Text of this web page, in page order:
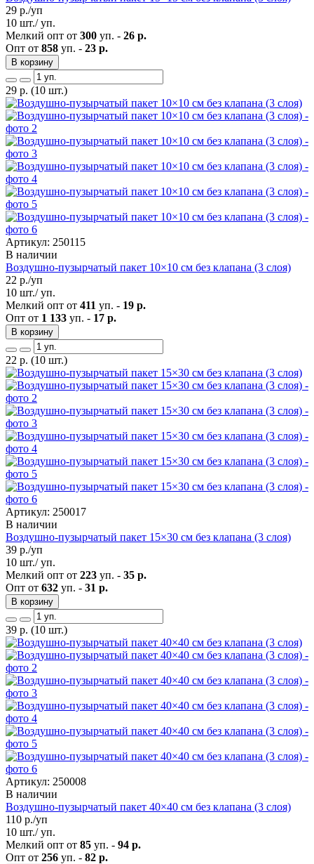
29 р./уп
10 шт./ уп.
Мелкий опт от 300 уп. - 26 р.
Опт от 858 уп. - 23 р.
В корзину
29 р. (10 шт.)
Артикул: 250115
В наличии
Воздушно-пузырчатый пакет 10×10 см без клапана (3 слоя)
22 р./уп
10 шт./ уп.
Мелкий опт от 411 уп. - 19 р.
Опт от 1 133 уп. - 17 р.
В корзину
22 р. (10 шт.)
Артикул: 250017
В наличии
Воздушно-пузырчатый пакет 15×30 см без клапана (3 слоя)
39 р./уп
10 шт./ уп.
Мелкий опт от 223 уп. - 35 р.
Опт от 632 уп. - 31 р.
В корзину
39 р. (10 шт.)
Артикул: 250008
В наличии
Воздушно-пузырчатый пакет 40×40 см без клапана (3 слоя)
110 р./уп
10 шт./ уп.
Мелкий опт от 85 уп. - 94 р.
Опт от 256 уп. - 82 р.